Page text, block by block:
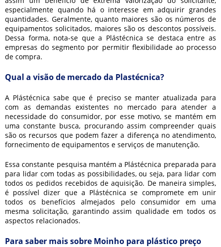
especialmente quando há o interesse em adquirir grandes
quantidades. Geralmente, quanto maiores são os números de
equipamentos solicitados, maiores são os descontos possíveis.
Dessa forma, nota-se que a Plástécnica se destaca entre as
empresas do segmento por permitir flexibilidade ao processo
de compra.
Qual a visão de mercado da Plastécnica?
A Plástécnica sabe que é preciso se manter atualizada para
com as demandas existentes no mercado para atender a
necessidade do consumidor, por esse motivo, se mantém em
uma constante busca, procurando assim compreender quais
são os recursos que podem fazer a diferença no atendimento,
fornecimento de equipamentos e serviços de manutenção.
Essa constante pesquisa mantém a Plástécnica preparada para
para lidar com todas as possibilidades, ou seja, para lidar com
todos os pedidos recebidos de aquisição. De maneira simples,
é possível dizer que a Plástécnica se compromete em unir
todos os benefícios almejados pelo consumidor em uma
mesma solicitação, garantindo assim qualidade em todos os
aspectos relacionados.
Para saber mais sobre Moinho para plástico preço